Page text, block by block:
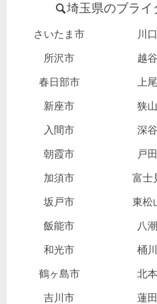
埼玉県のブライ
さいたま市 川
所沢市 越
春日部市 上
新座市 狭
入間市 深
朝霞市 戸
加須市 富士
坂戸市 東松
飯能市 八
和光市 桶
鶴ヶ島市 北
吉川市 蓮